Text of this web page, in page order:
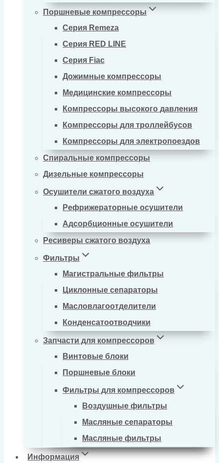
Поршневые компрессоры
Серия Remeza
Серия RED LINE
Серия Fiac
Дожимные компрессоры
Медицинские компрессоры
Компрессоры высокого давления
Компрессоры для троллейбусов
Компрессоры для электропоездов
Спиральные компрессоры
Дизельные компрессоры
Осушители сжатого воздуха
Рефрижераторные осушители
Адсорбционные осушители
Ресиверы сжатого воздуха
Фильтры
Магистральные фильтры
Циклонные сепараторы
Масловлагоотделители
Конденсатоотводчики
Запчасти для компрессоров
Винтовые блоки
Поршневые блоки
Фильтры для компрессоров
Воздушные фильтры
Масляные сепараторы
Масляные фильтры
Информация